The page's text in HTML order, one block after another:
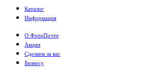
Каталог
Информация
О ФотоПочте
Акции
Сделаем за вас
Бизнесу